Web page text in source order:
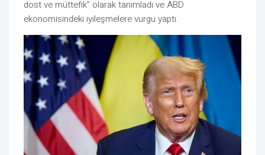
dost ve müttefik” olarak tanımladı ve ABD
ekonomisindeki iyileşmelere vurgu yaptı.